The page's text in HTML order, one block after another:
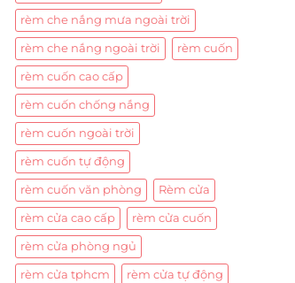
rèm che nắng mưa ngoài trời
rèm che nắng ngoài trời rèm cuốn
rèm cuốn cao cấp
rèm cuốn chống nắng
rèm cuốn ngoài trời
rèm cuốn tự động
rèm cuốn văn phòng Rèm cửa
rèm cửa cao cấp rèm cửa cuốn
rèm cửa phòng ngủ
rèm cửa tphcm rèm cửa tự động